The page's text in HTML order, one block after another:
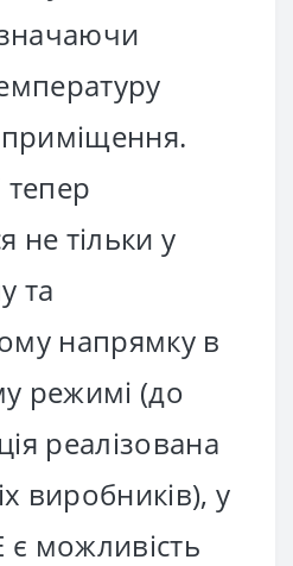
приміщення.
не тільки у
та
напрямку в
режимі (до
реалізована
виробників), у
є можливість